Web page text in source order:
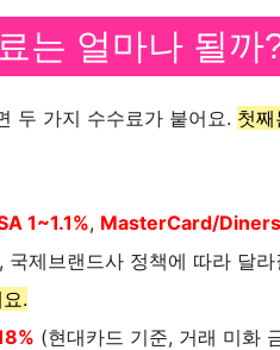
는 얼마나 될까
두 가지 수수료가 붙어요. 첫째
1~1.1%, MasterCard/Diners
국제브랜드사 정책에 따라 달
.
(현대카드 기준, 거래 미화